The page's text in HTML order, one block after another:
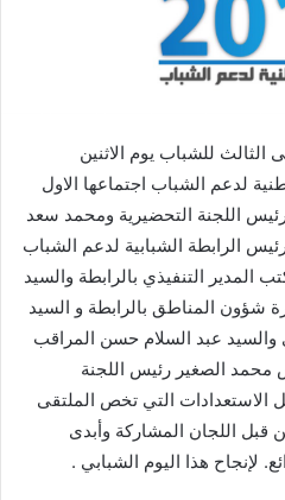
للشباب يوم الاثنين
الوطنية لدعم الشباب اجتماعها الاول
اللجنة التحضيرية ومحمد سعد
الرابطة الشبابية لدعم الشباب
المدير التنفيذي بالرابطة والسيد
شؤون المناطق بالرابطة و السيد
والسيد عبد السلام حسن المراقب
محمد الصغير رئيس اللجنة
الاستعدادات التي تخص الملتقى
قبل اللجان المشاركة وأبدى
لإنجاح هذا اليوم الشبابي .